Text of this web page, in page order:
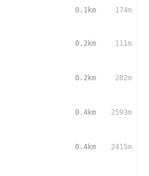
0.1km 174m
0.2km 111m
0.2km 282m
0.4km 2593m
0.4km 2415m